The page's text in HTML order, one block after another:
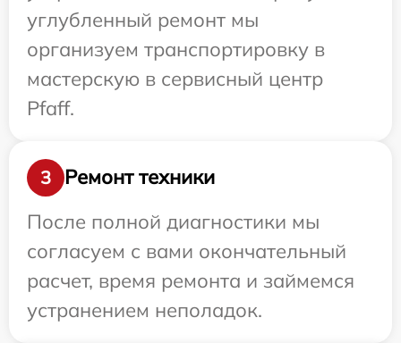
углубленный ремонт мы
организуем транспортировку в
мастерскую в сервисный центр
Pfaff.
3
Ремонт техники
После полной диагностики мы
согласуем с вами окончательный
расчет, время ремонта и займемся
устранением неполадок.